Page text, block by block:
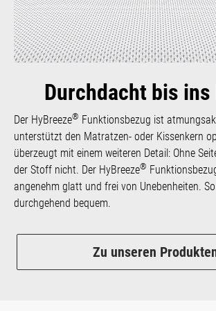
Durchdacht bis ins
Der HyBreeze® Funktionsbezug ist
unterstützt den Matratzen- oder Kissenkern
überzeugt mit einem weiteren Detail: Ohne
der Stoff nicht. Der HyBreeze®
angenehm glatt und frei von Unebenheiten.
durchgehend bequem.
Zu unseren